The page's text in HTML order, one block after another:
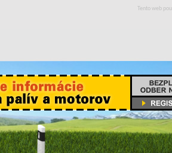
Tento web